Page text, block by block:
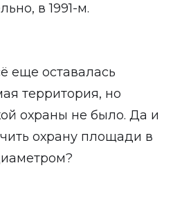
в 1991-м.
еще оставалась
территория, но
охраны не было. Да и
охрану площади в